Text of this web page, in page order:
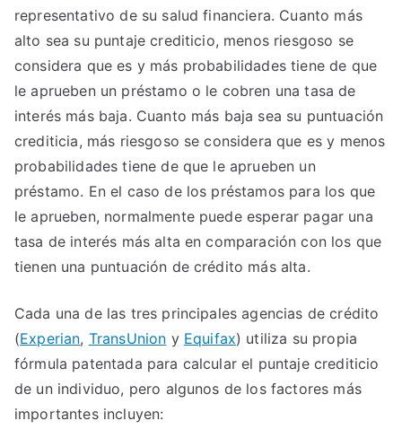
representativo de su salud financiera. Cuanto más
alto sea su puntaje crediticio, menos riesgoso se
considera que es y más probabilidades tiene de que
le aprueben un préstamo o le cobren una tasa de
interés más baja. Cuanto más baja sea su puntuación
crediticia, más riesgoso se considera que es y menos
probabilidades tiene de que le aprueben un
préstamo. En el caso de los préstamos para los que
le aprueben, normalmente puede esperar pagar una
tasa de interés más alta en comparación con los que
tienen una puntuación de crédito más alta.
Cada una de las tres principales agencias de crédito
(Experian, TransUnion y Equifax) utiliza su propia
fórmula patentada para calcular el puntaje crediticio
de un individuo, pero algunos de los factores más
importantes incluyen: